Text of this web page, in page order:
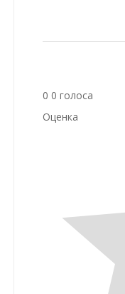
0 0 голоса
Оценка